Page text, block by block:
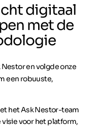
digitaal
met de
en volgde onze
een robuuste,
het Ask Nestor-team
voor het platform,